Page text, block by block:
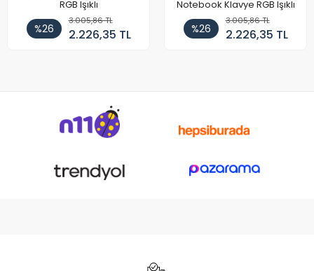
RGB Işıklı
%26
3.005,86 TL
2.226,35 TL
Notebook Klavye RGB Işıklı
%26
3.005,86 TL
2.226,35 TL